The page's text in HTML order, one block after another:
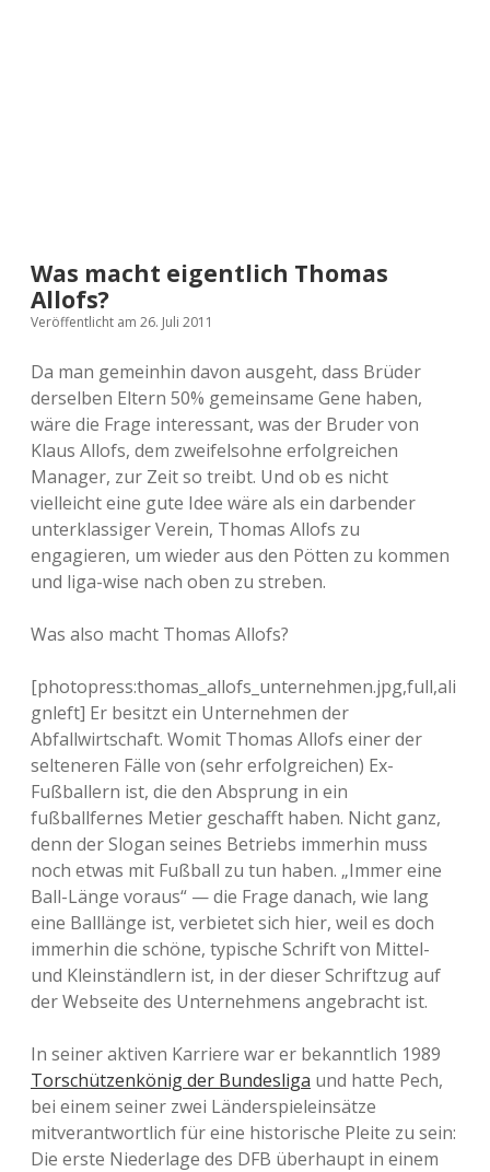
Was macht eigentlich Thomas
Allofs?
Veröffentlicht am 26. Juli 2011
Da man gemeinhin davon ausgeht, dass Brüder
derselben Eltern 50% gemeinsame Gene haben,
wäre die Frage interessant, was der Bruder von
Klaus Allofs, dem zweifelsohne erfolgreichen
Manager, zur Zeit so treibt. Und ob es nicht
vielleicht eine gute Idee wäre als ein darbender
unterklassiger Verein, Thomas Allofs zu
engagieren, um wieder aus den Pötten zu kommen
und liga-wise nach oben zu streben.
Was also macht Thomas Allofs?
[photopress:thomas_allofs_unternehmen.jpg,full,ali
gnleft] Er besitzt ein Unternehmen der
Abfallwirtschaft. Womit Thomas Allofs einer der
selteneren Fälle von (sehr erfolgreichen) Ex-
Fußballern ist, die den Absprung in ein
fußballfernes Metier geschafft haben. Nicht ganz,
denn der Slogan seines Betriebs immerhin muss
noch etwas mit Fußball zu tun haben. „Immer eine
Ball-Länge voraus“ — die Frage danach, wie lang
eine Balllänge ist, verbietet sich hier, weil es doch
immerhin die schöne, typische Schrift von Mittel-
und Kleinständlern ist, in der dieser Schriftzug auf
der Webseite des Unternehmens angebracht ist.
In seiner aktiven Karriere war er bekanntlich 1989
Torschützenkönig der Bundesliga und hatte Pech,
bei einem seiner zwei Länderspieleinsätze
mitverantwortlich für eine historische Pleite zu sein:
Die erste Niederlage des DFB überhaupt in einem